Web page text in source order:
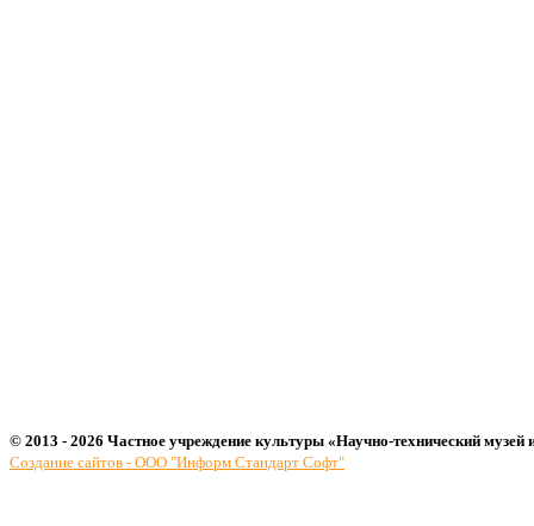
© 2013 - 2026 Частное учреждение культуры «Научно-технический музей
Создание сайтов - ООО "Информ Стандарт Софт"